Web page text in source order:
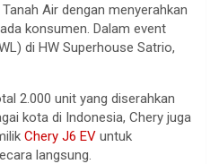
Air dengan menyerahkan
konsumen. Dalam event
di HW Superhouse Satrio,
2.000 unit yang diserahkan
kota di Indonesia, Chery juga
Chery J6 EV untuk
langsung.